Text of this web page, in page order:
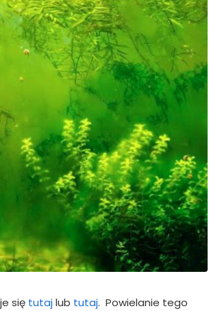
się tutajlub tutaj. Powielanie tego